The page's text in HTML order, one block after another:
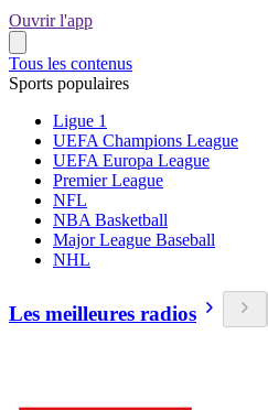
Ouvrir l'app
Tous les contenus
Sports populaires
Ligue 1
UEFA Champions League
UEFA Europa League
Premier League
NFL
NBA Basketball
Major League Baseball
NHL
Les meilleures radios